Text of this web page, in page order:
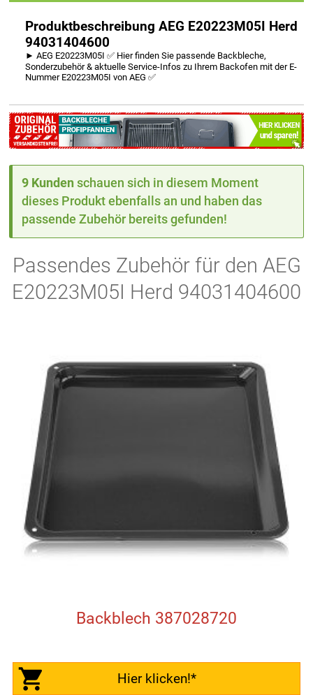
Produktbeschreibung AEG E20223M05I Herd
94031404600
► AEG E20223M05I ✅ Hier finden Sie passende Backbleche,
Sonderzubehör & aktuelle Service-Infos zu Ihrem Backofen mit der E-
Nummer E20223M05I von AEG ✅
9 Kunden schauen sich in diesem Moment
dieses Produkt ebenfalls an und haben das
passende Zubehör bereits gefunden!
Passendes Zubehör für den AEG
E20223M05I Herd 94031404600
Backblech 387028720
Hier klicken!*